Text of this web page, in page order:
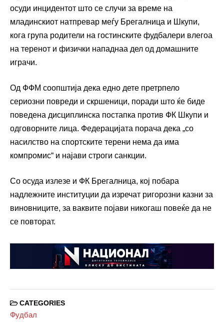
осуди инцидентот што се случи за време на
младинскиот натпревар меѓу Брегалница и Шкупи,
кога група родители на гостинските фудбалери влегоа
на теренот и физички нападнаа дел од домашните
играчи.
Од ФФМ соопштија дека едно дете претрпело
сериозни повреди и скршеници, поради што ќе биде
поведена дисциплинска постапка против ФК Шкупи и
одговорните лица. Федерацијата порача дека „со
насилство на спортските терени нема да има
компромис“ и најави строги санкции.
Со осуда излезе и ФК Брегалница, кој побара
надлежните институции да изречат ригорозни казни за
виновниците, за ваквите појави никогаш повеќе да не
се повторат.
CATEGORIES
Фудбал